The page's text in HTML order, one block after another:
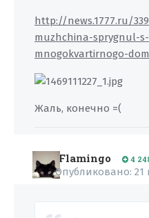
http://news.1777.ru/
muzhchina-sprygnul-
mnogokvartirnogo-
Жаль, конечно =(
Flamingo 4
Опубликовано: 21